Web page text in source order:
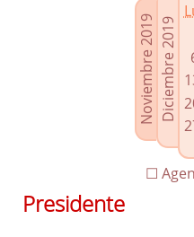
Agenda de Presidencia
Plenos provinciales y Juntas
Oficina de Proyectos Europeos
Noviembre 2019Diciembre 2019
☐
Presidente